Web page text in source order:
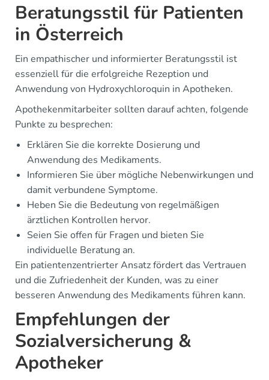
Beratungsstil für Patienten
in Österreich
Ein empathischer und informierter Beratungsstil ist
essenziell für die erfolgreiche Rezeption und
Anwendung von Hydroxychloroquin in Apotheken.
Apothekenmitarbeiter sollten darauf achten, folgende
Punkte zu besprechen:
Erklären Sie die korrekte Dosierung und
Anwendung des Medikaments.
Informieren Sie über mögliche Nebenwirkungen und
damit verbundene Symptome.
Heben Sie die Bedeutung von regelmäßigen
ärztlichen Kontrollen hervor.
Seien Sie offen für Fragen und bieten Sie
individuelle Beratung an.
Ein patientenzentrierter Ansatz fördert das Vertrauen
und die Zufriedenheit der Kunden, was zu einer
besseren Anwendung des Medikaments führen kann.
Empfehlungen der
Sozialversicherung &
Apotheker